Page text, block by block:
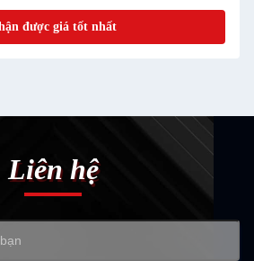
được giá tốt nhất
Liên hệ